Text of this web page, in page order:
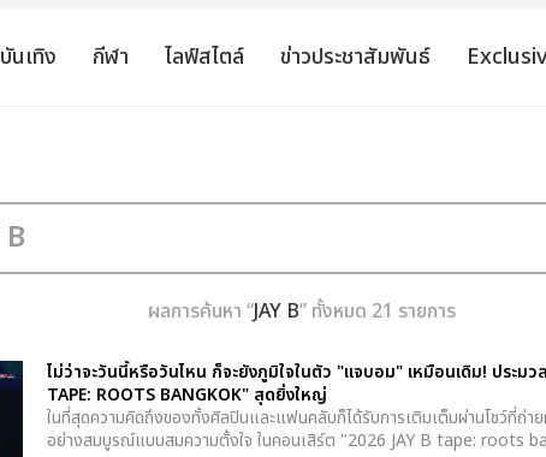
บันเทิง กีฬา ไลฟ์สไตล์ ข่าวประชาสัมพันธ์
ผลการค้นหา “JAY B” ทั้งหมด 21 รายการ
ไม่ว่าจะวันนี้หรือวันไหน ก็จะยังภูมิใจในตัว "แจบอม" เหมือนเดิม! ประมว
TAPE: ROOTS BANGKOK" สุดยิ่งใหญ่
ในที่สุดความคิดถึงของทั้งศิลปินและแฟนคลับก็ได้รับการเติมเต็มผ่านโชว์ที่ถ่า
อย่างสมบูรณ์แบบสมความตั้งใจ ในคอนเสิร์ต "2026 JAY B tape: roots